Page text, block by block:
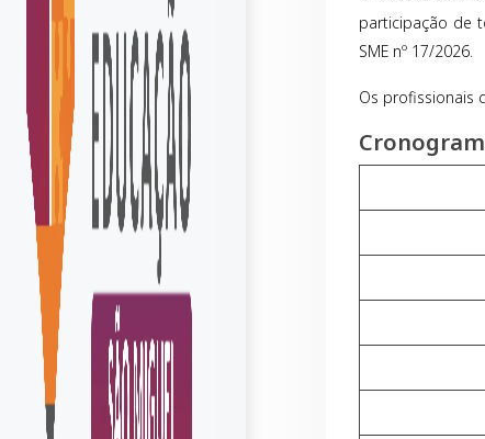
participação de
SME nº 17/2026.
Os profissionais